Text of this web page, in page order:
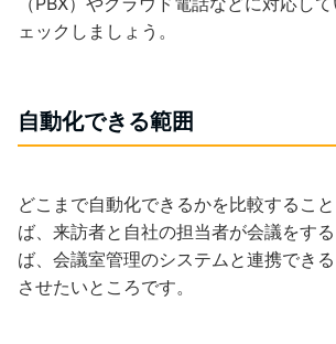
ェックしましょう。
自動化できる範囲
どこまで自動化できるかを比較するこ
ば、来訪者と自社の担当者が会議をす
ば、会議室管理のシステムと連携でき
させたいところです。